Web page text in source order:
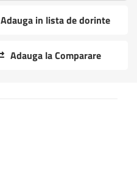
Adauga in lista de dorinte
Adauga la Comparare